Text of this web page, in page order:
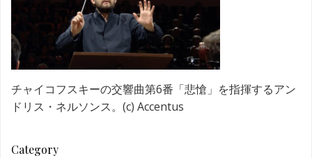
チャイコフスキーの交響曲第6番「悲愴」を指揮するアン
ドリス・ネルソンス。(c) Accentus
Category